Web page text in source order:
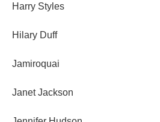
Harry Styles
Hilary Duff
Jamiroquai
Janet Jackson